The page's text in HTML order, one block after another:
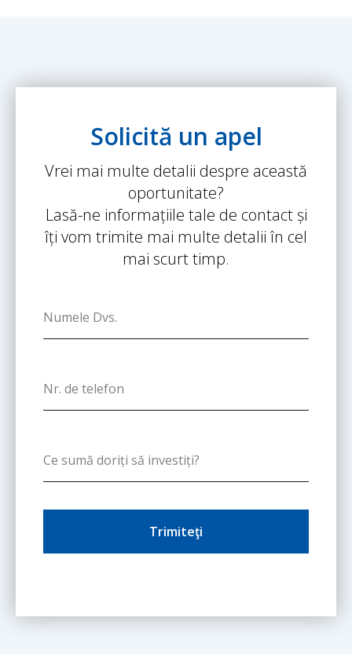
Solicită un apel
Vrei mai multe detalii despre această
oportunitate?
Lasă-ne informațiile tale de contact și
îți vom trimite mai multe detalii în cel
mai scurt timp.
Trimiteţi